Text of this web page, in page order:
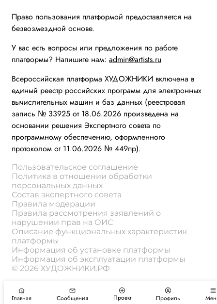
Право пользования платформой предоставляется на
безвозмездной основе.
У вас есть вопросы или предложения по работе
платформы? Напишите нам: admin@artists.ru
Всероссийская платформа ХУДОЖНИКИ включена в
единый реестр российских программ для электронных
вычислительных машин и баз данных (реестровая
запись № 33925 от 18.06.2026 произведена на
основании решения Экспертного совета по
программному обеспечению, оформленного
протоколом от 11.06.2026 № 449пр).
Пользовательское соглашение
Политика в отношении обработки
персональных данных
Состав экспертного совета
Правила модерации
Правила рассмотрения заявлений о
нарушении прав на ОИС
Описание функциональных характеристик
платформы
Информация об установке платформы
Информация об эксплуатации платформы
© 2026 ХУДОЖНИКИ.РФ
Главная Сообщения Проект Профиль